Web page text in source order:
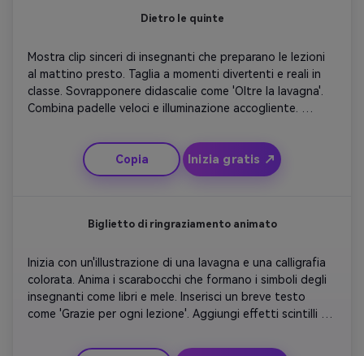
Dietro le quinte
Mostra clip sinceri di insegnanti che preparano le lezioni
al mattino presto. Taglia a momenti divertenti e reali in
classe. Sovrapponere didascalie come 'Oltre la lavagna'.
Combina padelle veloci e illuminazione accogliente.
ai loro mentori. Usa strumentali allegri per abbinare
gratitudine e eroismo quotidiano.
Copia Inizia gratis ↗
Biglietto di ringraziamento animato
Inizia con un'illustrazione di una lavagna e una calligrafia
colorata. Anima i scarabocchi che formano i simboli degli
insegnanti come libri e mele. Inserisci un breve testo
come 'Grazie per ogni lezione'. Aggiungi effetti scintilli
coriandoli e sorridenti studenti dei cartoni animati che